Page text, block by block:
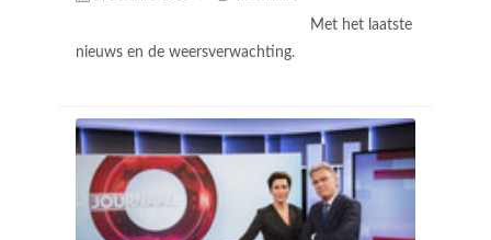
Met het laatste
nieuws en de weersverwachting.